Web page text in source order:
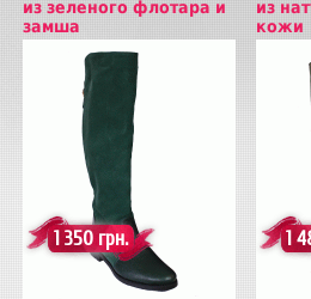
из зеленого флотара и
замша
Купить
1 350 грн.
из
кожи
1